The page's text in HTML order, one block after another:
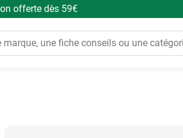
offerte dès 59€